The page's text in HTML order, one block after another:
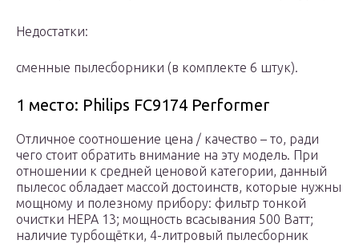
Недостатки:
сменные пылесборники (в комплекте 6 штук).
1 место: Philips FC9174 Performer
Отличное соотношение цена / качество – то, ради
чего стоит обратить внимание на эту модель. При
отношении к средней ценовой категории, данный
пылесос обладает массой достоинств, которые нужны
мощному и полезному прибору: фильтр тонкой
очистки HEPA 13; мощность всасывания 500 Ватт;
наличие турбощётки, 4-литровый пылесборник